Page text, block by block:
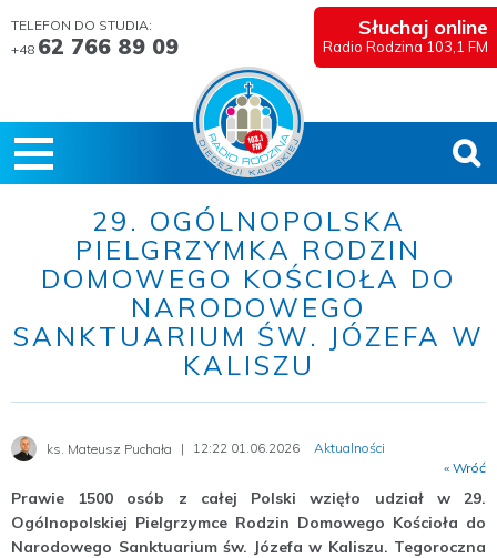
TELEFON DO STUDIA:
+48 62 766 89 09
Słuchaj online
Radio Rodzina 103,1 FM
29. OGÓLNOPOLSKA
PIELGRZYMKA RODZIN
DOMOWEGO KOŚCIOŁA DO
NARODOWEGO
SANKTUARIUM ŚW. JÓZEFA W
KALISZU
ks. Mateusz Puchała 12:22 01.06.2026
Aktualności
« Wróć
Prawie 1500 osób z całej Polski wzięło udział w 29.
Ogólnopolskiej Pielgrzymce Rodzin Domowego Kościoła do
Narodowego Sanktuarium św. Józefa w Kaliszu. Tegoroczna